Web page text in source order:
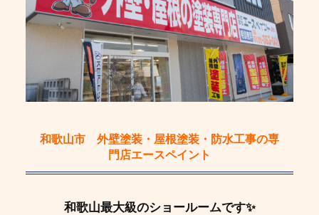
和歌山市 外壁塗装・屋根塗装・防水工事の専
門店エースペイント
和歌山最大級のショールームです✨